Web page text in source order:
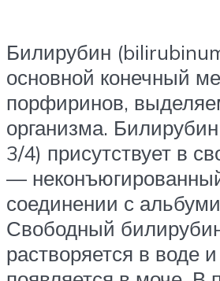
Билирубин
основной конечный
порфиринов,
организма.
3/4) присутствует в
—
соединении с
Свободный
растворяется в воде